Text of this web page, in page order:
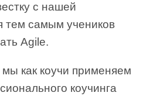
с нашей
тем самым учеников
Agile.
как коучи применяем
коучинга